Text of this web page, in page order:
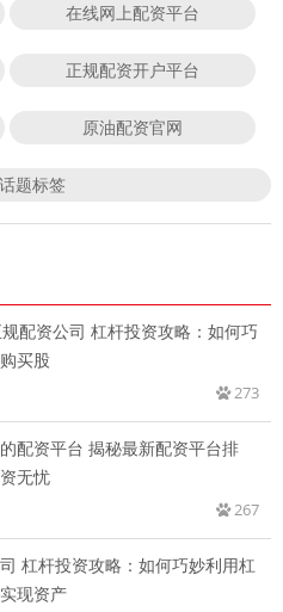
在线网上配资平台
正规配资开户平台
原油配资官网
题标签
配资公司 杠杆投资攻略：如何巧
买股
273
配资平台 揭秘最新配资平台排
无忧
267
杠杆投资攻略：如何巧妙利用杠
现资产